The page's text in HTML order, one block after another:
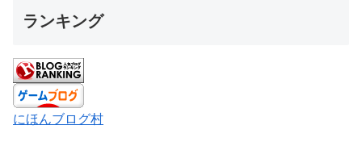
ランキング
にほんブログ村